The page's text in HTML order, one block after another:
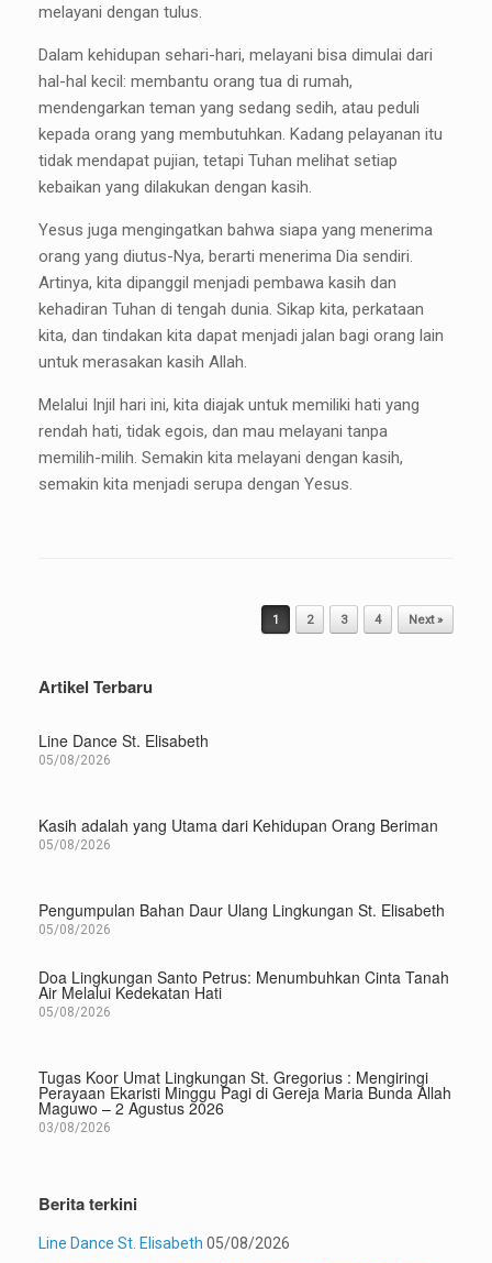
melayani dengan tulus.
Dalam kehidupan sehari-hari, melayani bisa dimulai dari
hal-hal kecil: membantu orang tua di rumah,
mendengarkan teman yang sedang sedih, atau peduli
kepada orang yang membutuhkan. Kadang pelayanan itu
tidak mendapat pujian, tetapi Tuhan melihat setiap
kebaikan yang dilakukan dengan kasih.
Yesus juga mengingatkan bahwa siapa yang menerima
orang yang diutus-Nya, berarti menerima Dia sendiri.
Artinya, kita dipanggil menjadi pembawa kasih dan
kehadiran Tuhan di tengah dunia. Sikap kita, perkataan
kita, dan tindakan kita dapat menjadi jalan bagi orang lain
untuk merasakan kasih Allah.
Melalui Injil hari ini, kita diajak untuk memiliki hati yang
rendah hati, tidak egois, dan mau melayani tanpa
memilih-milih. Semakin kita melayani dengan kasih,
semakin kita menjadi serupa dengan Yesus.
1 2 3 4 Next »
Artikel Terbaru
Line Dance St. Elisabeth
05/08/2026
Kasih adalah yang Utama dari Kehidupan Orang Beriman
05/08/2026
Pengumpulan Bahan Daur Ulang Lingkungan St. Elisabeth
05/08/2026
Doa Lingkungan Santo Petrus: Menumbuhkan Cinta Tanah
Air Melalui Kedekatan Hati
05/08/2026
Tugas Koor Umat Lingkungan St. Gregorius : Mengiringi
Perayaan Ekaristi Minggu Pagi di Gereja Maria Bunda Allah
Maguwo – 2 Agustus 2026
03/08/2026
Berita terkini
Line Dance St. Elisabeth 05/08/2026